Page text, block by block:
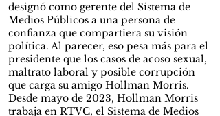
designó como gerente del Sistema de
Medios Públicos a una persona de
confianza que compartiera su visión
política. Al parecer, eso pesa más para el
presidente que los casos de acoso sexual,
maltrato laboral y posible corrupción
que carga su amigo Hollman Morris.
Desde mayo de 2023, Hollman Morris
trabaja en RTVC, el Sistema de Medios